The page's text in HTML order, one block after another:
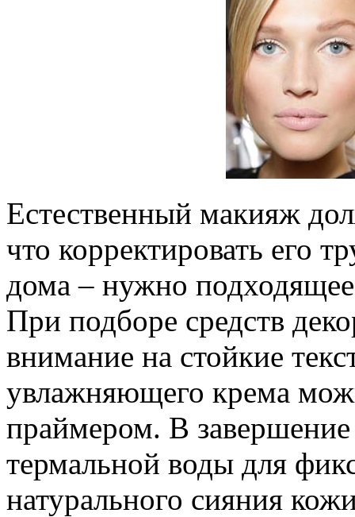
Естественный макияж
что корректировать его
дома – нужно
При подборе средств
внимание на стойкие
увлажняющего крема
праймером. В
термальной воды для
натурального сияния